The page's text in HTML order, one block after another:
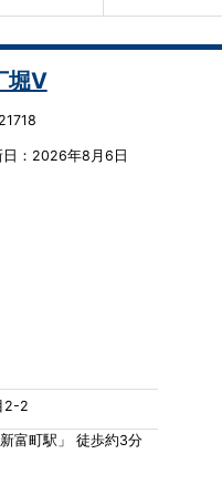
堀Ⅴ
：2026年8月6日
2-2
富町駅」 徒歩約3分